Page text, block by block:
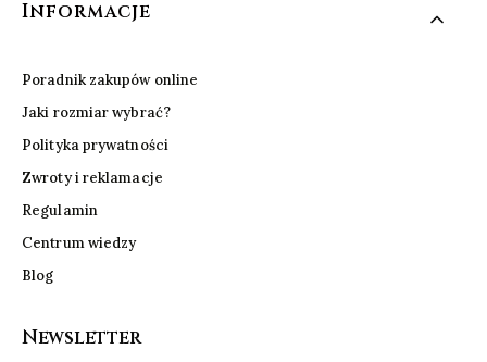
Informacje
Poradnik zakupów online
Jaki rozmiar wybrać?
Polityka prywatności
Zwroty i reklamacje
Regulamin
Centrum wiedzy
Blog
Newsletter